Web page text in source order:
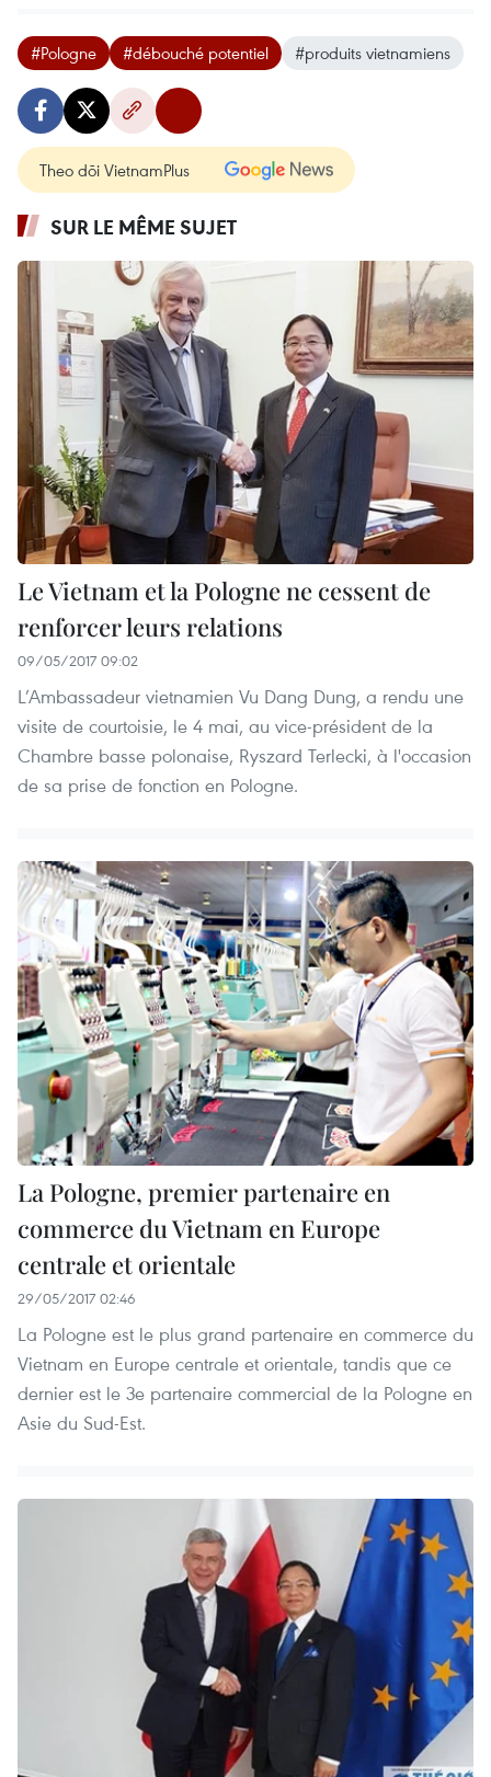
#Pologne #débouché potentiel #produits vietnamiens
Theo dõi VietnamPlus
SUR LE MÊME SUJET
Le Vietnam et la Pologne ne cessent de
renforcer leurs relations
09/05/2017 09:02
L’Ambassadeur vietnamien Vu Dang Dung, a rendu une
visite de courtoisie, le 4 mai, au vice-président de la
Chambre basse polonaise, Ryszard Terlecki, à l'occasion
de sa prise de fonction en Pologne.
La Pologne, premier partenaire en
commerce du Vietnam en Europe
centrale et orientale
29/05/2017 02:46
La Pologne est le plus grand partenaire en commerce du
Vietnam en Europe centrale et orientale, tandis que ce
dernier est le 3e partenaire commercial de la Pologne en
Asie du Sud-Est.